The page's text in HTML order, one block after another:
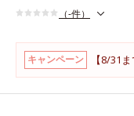
（-件）
キャンペーン 【8/31